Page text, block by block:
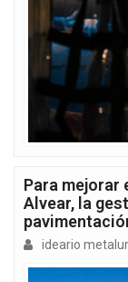
Para mejorar
Alvear, la
ideario